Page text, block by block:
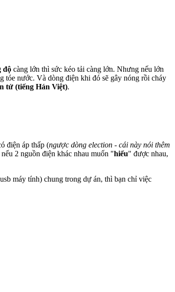
độ càng lớn thì sức kéo tải càng lớn. Nhưng nếu lớn
tóe nước. Và dòng điện khi đó sẽ gây nóng rồi cháy
tử (tiếng Hán Việt).
điện áp thấp (ngược dòng election - cái này nói thêm
2 nguồn điện khác nhau muốn "hiểu" được nhau,
máy tính) chung trong dự án, thì bạn chỉ việc